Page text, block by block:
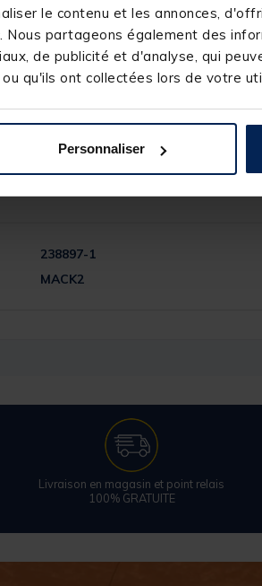
le contenu et les annonces,
partageons également des
de publicité et d'analyse, qui
qu'ils ont collectées lors de votre
Personnaliser
238897-1
MACK2
Livraison en magasin et point relais
100% GRATUITE